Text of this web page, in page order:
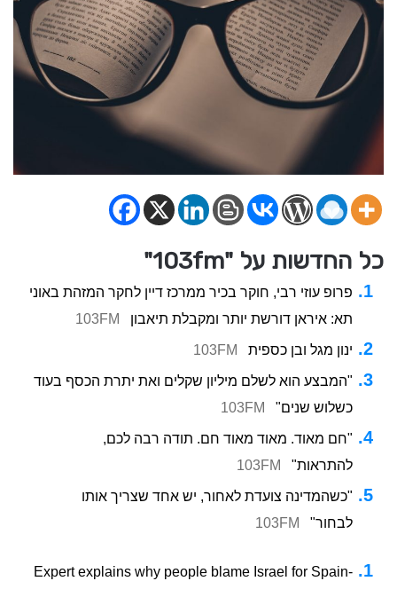
כל החדשות על "103fm"
פרופ עוזי רבי, חוקר בכיר ממרכז דיין לחקר המזהת באוני
תא: איראן דורשת יותר ומקבלת תיאבון
103FM
ינון מגל ובן כספית 103FM
"המבצע הוא לשלם מיליון שקלים ואת יתרת הכסף בעוד
כשלוש שנים"
103FM
"חם מאוד. מאוד מאוד חם. תודה רבה לכם,
להתראות"
103FM
"כשהמדינה צועדת לאחור, יש אחד שצריך אותו
לבחור"
103FM
Expert explains why people blame Israel for Spain-